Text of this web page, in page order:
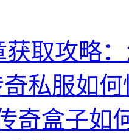
获取攻略
私服如
奇盒子如